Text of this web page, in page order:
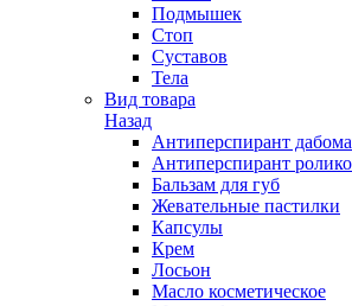
Подмышек
Стоп
Суставов
Тела
Вид товара
Назад
Антиперспирант
Антиперспирант
Бальзам для губ
Жевательные пастилки
Капсулы
Крем
Лосьон
Масло косметическое